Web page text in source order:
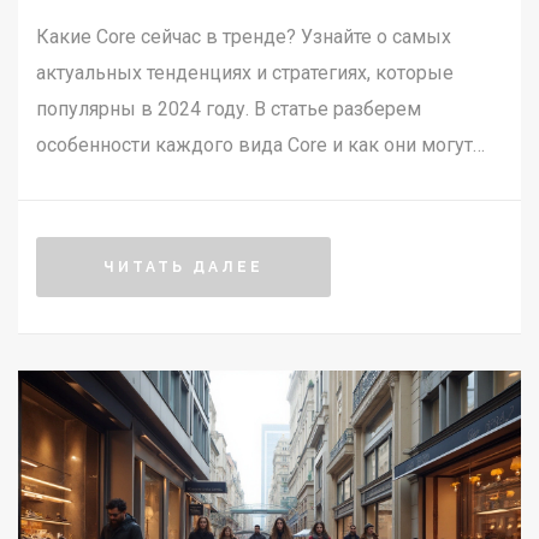
Какие Core сейчас в тренде? Узнайте о самых
актуальных тенденциях и стратегиях, которые
популярны в 2024 году. В статье разберем
особенности каждого вида Core и как они могут
ЧИТАТЬ ДАЛЕЕ